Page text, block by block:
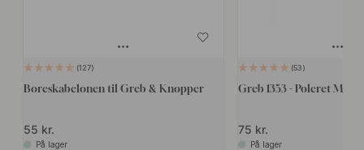
127
Boreskabelonen til Greb & Knopper
55 kr.
På lager
53
Greb 1353 - Poleret
75 kr.
På lager